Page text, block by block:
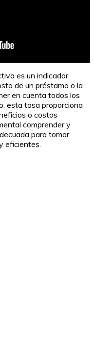
es un indicador
de un préstamo o la
en cuenta todos los
esta tasa proporciona
o costos
comprender y
para tomar
eficientes.